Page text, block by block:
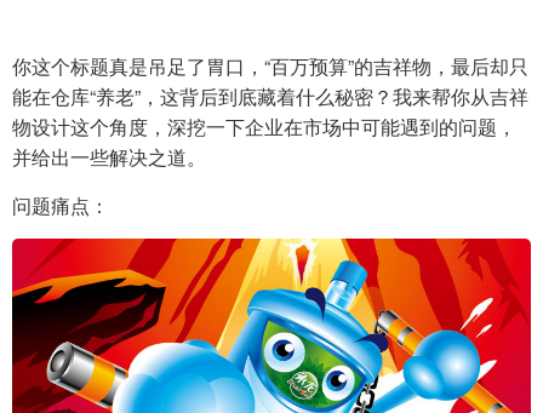
你这个标题真是吊足了胃口，“百万预算”的吉祥物，最后却只
能在仓库“养老”，这背后到底藏着什么秘密？我来帮你从吉祥
物设计这个角度，深挖一下企业在市场中可能遇到的问题，
并给出一些解决之道。
问题痛点：